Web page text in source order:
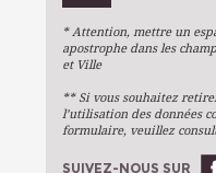
Arts Du Texte
Stages Ponctuels
Ateliers À L'année
* Attention, mettre un
apostrophe dans les
et Ville
** Si vous souhaitez
l’utilisation des données
formulaire, veuillez
SUIVEZ-NOUS SUR